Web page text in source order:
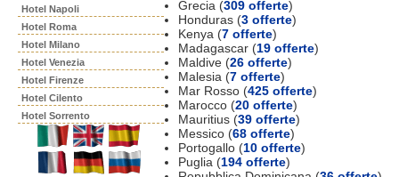
Hotel Napoli
Hotel Roma
Hotel Milano
Hotel Venezia
Hotel Firenze
Hotel Cilento
Hotel Sorrento
Grecia (309 offerte)
Honduras (3 offerte)
Kenya (7 offerte)
Madagascar (19 offerte)
Maldive (26 offerte)
Malesia (7 offerte)
Mar Rosso (425 offerte)
Marocco (20 offerte)
Mauritius (39 offerte)
Messico (68 offerte)
Portogallo (10 offerte)
Puglia (194 offerte)